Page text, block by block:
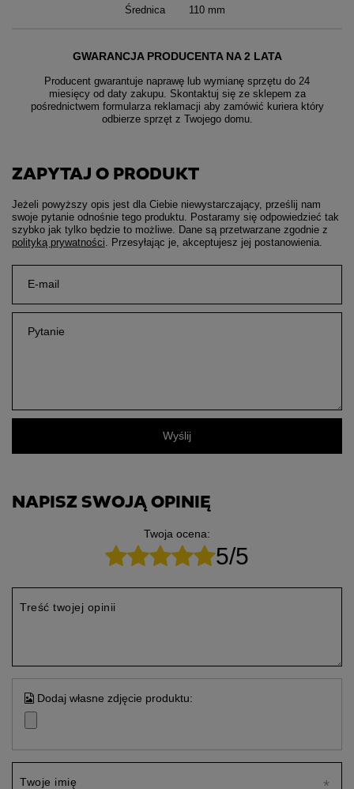
Średnica 110 mm
GWARANCJA PRODUCENTA NA 2 LATA
Producent gwarantuje naprawę lub wymianę sprzętu do 24
miesięcy od daty zakupu. Skontaktuj się ze sklepem za
pośrednictwem formularza reklamacji aby zamówić kuriera który
odbierze sprzęt z Twojego domu.
ZAPYTAJ O PRODUKT
Jeżeli powyższy opis jest dla Ciebie niewystarczający, prześlij nam
swoje pytanie odnośnie tego produktu. Postaramy się odpowiedzieć tak
szybko jak tylko będzie to możliwe. Dane są przetwarzane zgodnie z
polityką prywatności . Przesyłając je, akceptujesz jej postanowienia.
E-mail
Pytanie
Wyślij
NAPISZ SWOJĄ OPINIĘ
Twoja ocena:
5/5
Treść twojej opinii
Dodaj własne zdjęcie produktu:
Twoje imię